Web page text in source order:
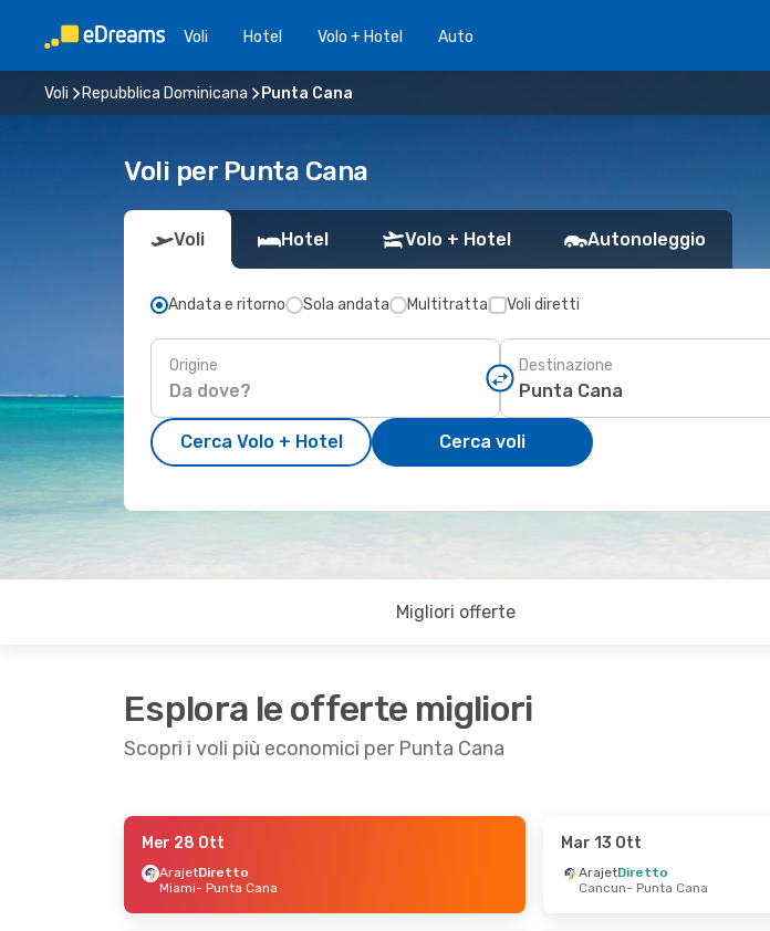
Voli Hotel Volo + Hotel Auto
Voli Repubblica Dominicana Punta Cana
Voli per Punta Cana
Voli Hotel Volo + Hotel Autonoleggio
Andata e ritorno Sola andata Multitratta Voli diretti
Origine Destinazione
Cerca Volo + Hotel Cerca voli
Migliori offerte
Esplora le offerte migliori
Scopri i voli più economici per Punta Cana
- Dom 13 Set
- Punta Cana
- Punta Cana
Mer 28 Ott
ArajetDiretto
Miami- Punta Cana
Mar 13 Ott
ArajetDiretto
Cancun- Punta Cana